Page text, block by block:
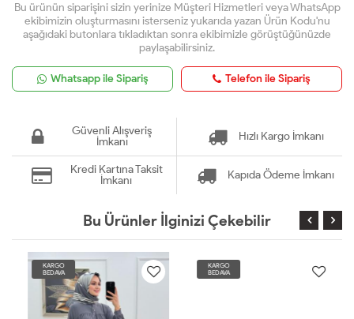
Bu ürünün siparişini sizin yerinize Müşteri Hizmetleri veya WhatsApp
ekibimizin oluşturmasını isterseniz yukarıda yazan Ürün Kodu'nu
aşağıdaki butonlara tıkladıktan sonra ekibimizle görüştüğünüzde
paylaşabilirsiniz.
Whatsapp ile Sipariş Telefon ile Sipariş
Güvenli Alışveriş
İmkanı
Hızlı Kargo İmkanı
Kredi Kartına Taksit
İmkanı
Kapıda Ödeme İmkanı
Bu Ürünler İlginizi Çekebilir
KARGO
BEDAVA
KARGO
BEDAVA